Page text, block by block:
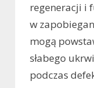
regeneracji i
w
mogą
słabego
podczas